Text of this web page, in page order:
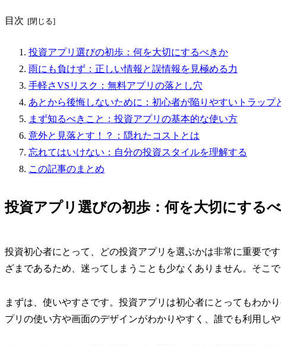
目次
投資アプリ選びの初歩：何を大切にするべきか
雨にも負けず：正しい情報と誤情報を見極める力
手軽さVSリスク：無料アプリの落とし穴
あとから後悔しないために：初心者が陥りやすいトラップ
まず知るべきこと：投資アプリの基本的な使い方
意外と見落とす！？：隠れたコストとは
忘れてはいけない：自分の投資スタイルを理解する
この記事のまとめ
投資アプリ選びの初歩：何を大切にする
投資初心者にとって、どの投資アプリを選ぶかは非常に重要で
ざまであるため、迷ってしまうことも少なくありません。そこ
まずは、使いやすさです。投資アプリは初心者にとってもわか
プリの使い方や画面のデザインがわかりやすく、誰でも利用し